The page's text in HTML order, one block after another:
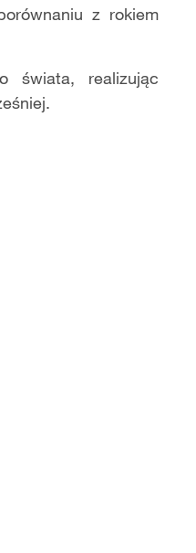
z rokiem
świata, realizując